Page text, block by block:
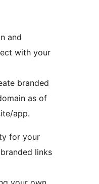
and
with your
branded
as of
app.
for your
links